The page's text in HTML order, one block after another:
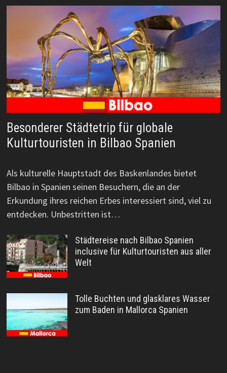
Besonderer Städtetrip für globale
Kulturtouristen in Bilbao Spanien
Als kulturelle Hauptstadt des Baskenlandes bietet
Bilbao in Spanien seinen Besuchern, die an der
Erkundung ihres reichen Erbes interessiert sind, viel zu
entdecken. Unbestritten ist…
Städtereise nach Bilbao Spanien
inclusive für Kulturtouristen aus aller
Welt
Tolle Buchten und glasklares Wasser
zum Baden in Mallorca Spanien